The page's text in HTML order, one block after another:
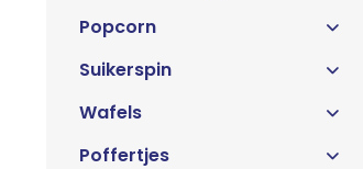
Popcorn
Suikerspin
Wafels
Poffertjes